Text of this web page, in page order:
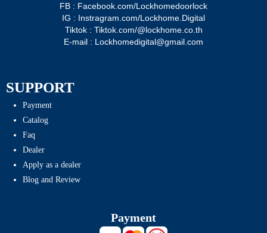
FB : Facebook.com/Lockhomedoorlock
IG : Instragram.com/Lockhome.Digital
Tiktok : Tiktok.com/@lockhome.co.th
E-mail : Lockhomedigital@gmail.com
SUPPORT
Payment
Catalog
Faq
Dealer
Apply as a dealer
Blog and Review
Payment